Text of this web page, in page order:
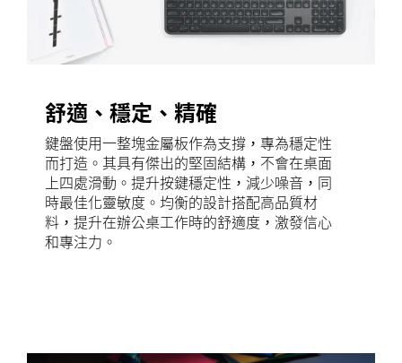
舒適、穩定、精確
鍵盤使用一整塊金屬板作為支撐，專為穩定性
而打造。其具有傑出的堅固結構，不會在桌面
上四處滑動。提升按鍵穩定性，減少噪音，同
時最佳化靈敏度。均衡的設計搭配高品質材
料，提升在辦公桌工作時的舒適度，激發信心
和專注力。